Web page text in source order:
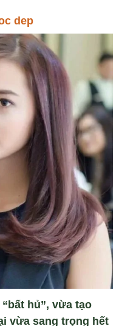
dep
hủ”, vừa tạo
vừa sang trọng hết